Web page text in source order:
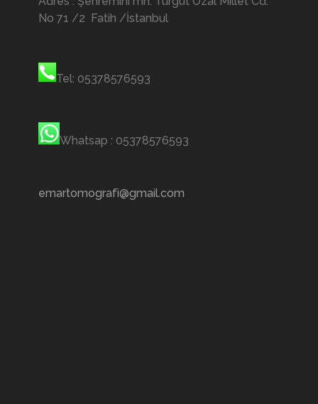
No 71 /2 Fatih /İstanbul
Tel: 05378576593
Whatsap : 05378576593
emartomografi@gmail.com